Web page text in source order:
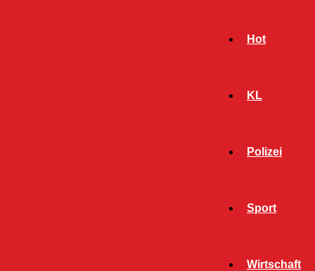
Hot
KL
Polizei
Sport
Wirtschaft